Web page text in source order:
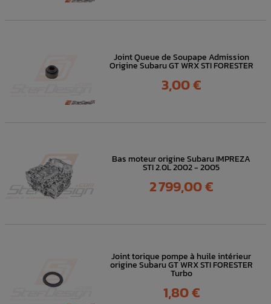
Joint Queue de Soupape Admission
Origine Subaru GT WRX STI FORESTER
Prix
3,00 €
Bas moteur origine Subaru IMPREZA
STI 2.0L 2002 - 2005
Prix
2 799,00 €
Joint torique pompe à huile intérieur
origine Subaru GT WRX STI FORESTER
Turbo
Prix
1,80 €